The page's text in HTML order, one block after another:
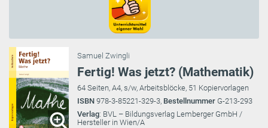
Samuel Zwingli
Fertig! Was jetzt? (Mathematik)
64 Seiten, A4, s/w, Arbeitsblöcke, 51 Kopiervorlagen
ISBN 978-3-85221-329-3, Bestellnummer G-213-293
Verlag: BVL – Bildungsverlag Lemberger GmbH /
Hersteller in Wien/A